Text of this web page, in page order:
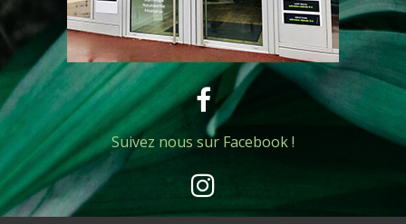
Suivez nous sur Facebook !